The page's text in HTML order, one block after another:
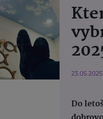
23.05.2025
Do